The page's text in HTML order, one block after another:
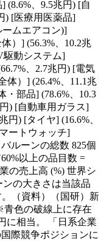
(8.6%、9.5兆円) [自
) [医療用医薬品]
ームエアコン)]
）] (56.3%、10.2兆
駆動システム]
、2.7兆円) [電気
体）] (26.4%、11.1兆
・部品] (78.6%、10.3
) [自動車用ガラス]
円) [タイヤ] (16.6%、
ートウォッチ]
ルーンの総数 825個
以上の品目数 =
の売上高 (%) 世界シ
の大きさは当該品
（資料）（国研）新
色の破線上に存在
に相当。 「日系企業
際競争ポジションに